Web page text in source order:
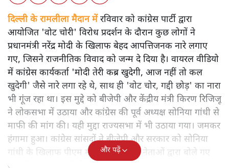
दिल्ली के रामलीला मैदान मेंरविवार को कांग्रेस पार्टी द्वारा
आयोजित 'वोट चोरी' विरोध प्रदर्शन के दौरान कुछ लोगों ने
प्रधानमंत्री नरेंद्र मोदी के खिलाफ बेहद आपत्तिजनक नारे लगाए
गए, जिसने राजनीतिक विवाद को जन्म दे दिया है। वायरल वीडियो
में कांग्रेस कार्यकर्ता 'मोदी तेरी कब्र खुदेगी, आज नहीं तो कल
खुदेगी' जैसे नारे लगा रहे थे, साथ ही 'वोट चोर, गद्दी छोड़' का नारा
भी गूंज रहा था। इस मुद्दे को बीजेपी और केंद्रीय मंत्री किरण रिजिजू
ने लोकसभा में उठाया और कांग्रेस की पूर्व अध्यक्ष सोनिया गांधी से
माफी की मांग की। यही मुद्दा राज्यसभा में भी उठाया गया। जमकर
हंगामा हुआ। कांग्रेस सांसदों ने बीजेपी और सरकार को सोनिया
गांधी के खिलाफ पीएम मोदी और बीजेपी नेताओं द्वारा बोले गए
और पढ़ें